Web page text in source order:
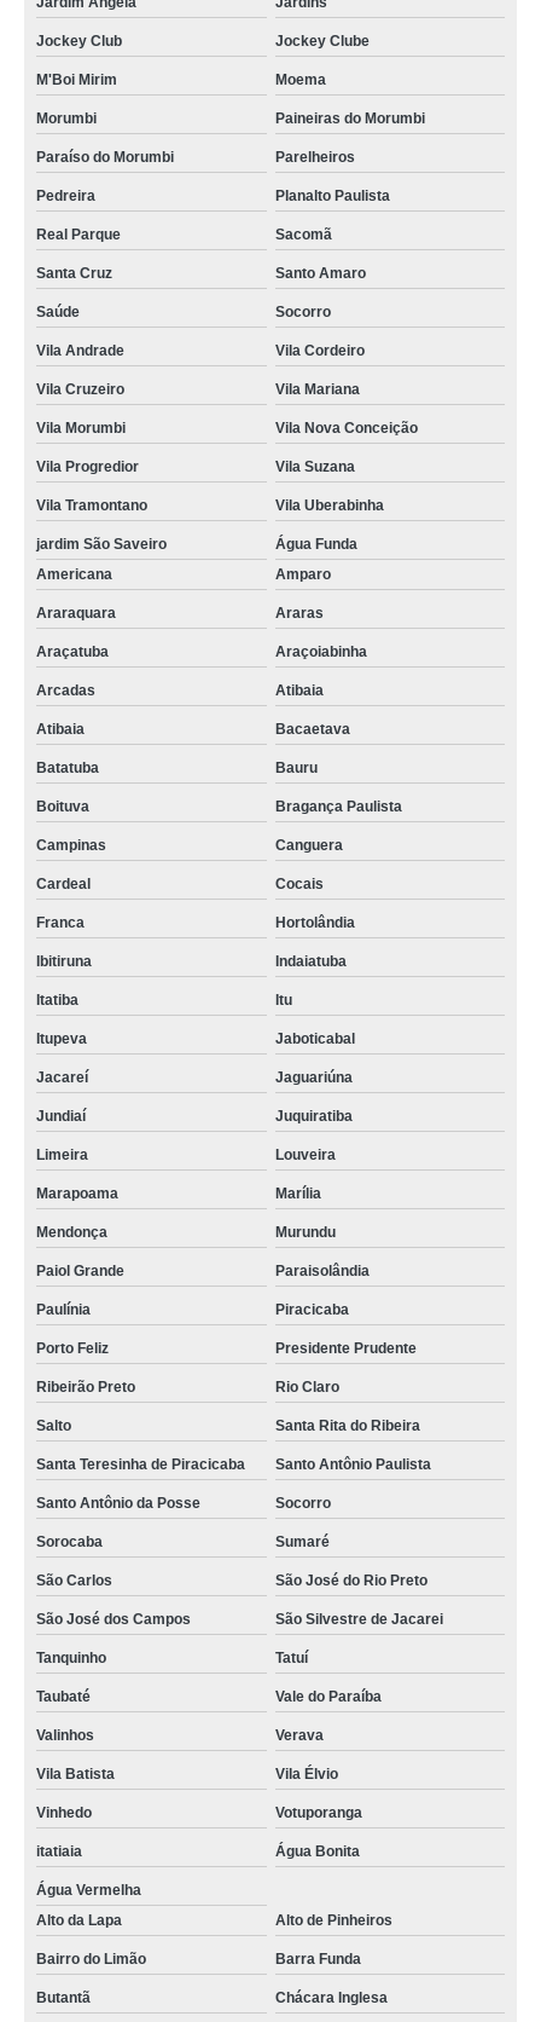
Jockey Club Jockey Clube
M'Boi Mirim Moema
Morumbi Paineiras do Morumbi
Paraíso do Morumbi Parelheiros
Pedreira Planalto Paulista
Real Parque Sacomã
Santa Cruz Santo Amaro
Saúde Socorro
Vila Andrade Vila Cordeiro
Vila Cruzeiro Vila Mariana
Vila Morumbi Vila Nova Conceição
Vila Progredior Vila Suzana
Vila Tramontano Vila Uberabinha
jardim São Saveiro
Água Funda
Americana
Amparo
Araraquara Araras
Araçatuba Araçoiabinha
Arcadas Atibaia
Atibaia Bacaetava
Batatuba Bauru
Boituva Bragança Paulista
Campinas Canguera
Cardeal Cocais
Franca Hortolândia
Ibitiruna Indaiatuba
Itatiba Itu
Itupeva Jaboticabal
Jacareí Jaguariúna
Jundiaí Juquiratiba
Limeira Louveira
Marapoama Marília
Mendonça Murundu
Paiol Grande Paraisolândia
Paulínia Piracicaba
Porto Feliz Presidente Prudente
Ribeirão Preto Rio Claro
Salto Santa Rita do Ribeira
Santa Teresinha de Piracicaba Santo Antônio Paulista
Santo Antônio da Posse Socorro
Sorocaba Sumaré
São Carlos São José do Rio Preto
São José dos Campos São Silvestre de Jacarei
Tanquinho Tatuí
Taubaté Vale do Paraíba
Valinhos Verava
Vila Batista Vila Élvio
Vinhedo Votuporanga
itatiaia Água Bonita
Água Vermelha
Alto da Lapa
Alto de Pinheiros
Bairro do Limão Barra Funda
Butantã Chácara Inglesa